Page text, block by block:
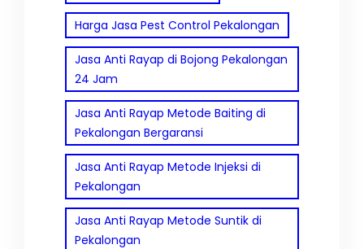
Harga Jasa Pest Control Pekalongan
Jasa Anti Rayap di Bojong Pekalongan
24 Jam
Jasa Anti Rayap Metode Baiting di
Pekalongan Bergaransi
Jasa Anti Rayap Metode Injeksi di
Pekalongan
Jasa Anti Rayap Metode Suntik di
Pekalongan